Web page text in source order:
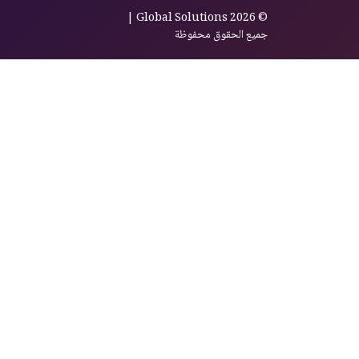
© Global Solutions 2026 |
جميع الحقوق محفوظة